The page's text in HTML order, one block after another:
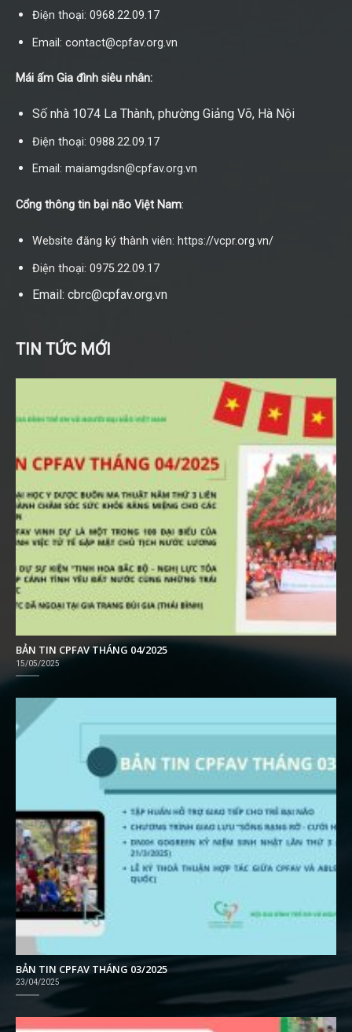
Điện thoại: 0968.22.09.17
Email: contact@cpfav.org.vn
Mái ấm Gia đình siêu nhân:
Số nhà 1074 La Thành, phường Giảng Võ, Hà Nội
Điện thoại: 0988.22.09.17
Email: maiamgdsn@cpfav.org.vn
Cổng thông tin bại não Việt Nam:
Website đăng ký thành viên: https://vcpr.org.vn/
Điện thoại: 0975.22.09.17
Email: cbrc@cpfav.org.vn
TIN TỨC MỚI
BẢN TIN CPFAV THÁNG 04/2025
15/05/2025
BẢN TIN CPFAV THÁNG 03/2025
23/04/2025